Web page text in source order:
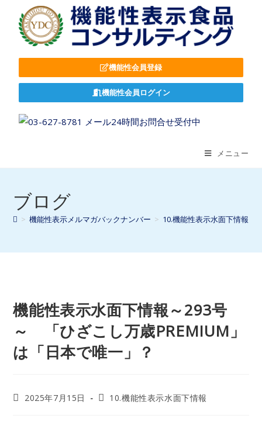
機能性会員登録
機能性会員ログイン
メニュー
ブログ
> 機能性表示メルマガバックナンバー > 10.機能性表示水面下情報
機能性表示水面下情報～293号
～ 「ひざこし万歳PREMIUM」
は「日本で唯一」？
2025年7月15日 10.機能性表示水面下情報